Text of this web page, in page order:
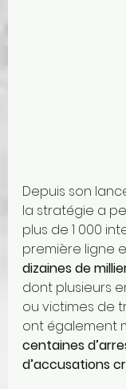
Depuis son
la stratégie a
plus de 1 000
première ligne
dizaines de
dont plusieurs
ou victimes de
ont également
centaines
d’accusations